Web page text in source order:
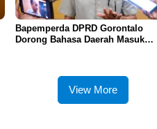
Bapemperda DPRD Gorontalo
Dorong Bahasa Daerah Masuk
View More